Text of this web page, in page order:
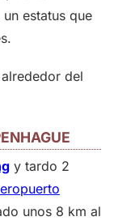
un estatus que
del
y tardo 2
unos 8 km al